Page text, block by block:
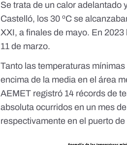
Se trata de un calor adelantado
Castelló, los 30 ºC se
XXI, a finales de mayo. En
11 de marzo.
Tanto las temperaturas
encima de la media en el área
AEMET registró 14 récords de
absoluta ocurridos en un mes
respectivamente en el puerto de